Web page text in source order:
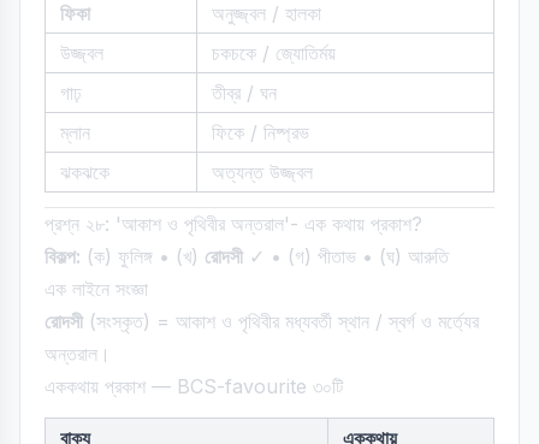
ফিকা
অনুজ্জ্বল / হালকা
উজ্জ্বল
চকচকে / জ্যোতির্ময়
গাঢ়
তীব্র / ঘন
ম্লান
ফিকে / নিষ্প্রভ
ঝকঝকে
অত্যন্ত উজ্জ্বল
প্রশ্ন ২৮: 'আকাশ ও পৃথিবীর অন্তরাল'- এক কথায় প্রকাশ?
বিকল্প: (ক) ফুলিঙ্গ • (খ) রোদসী ✓ • (গ) পীতাভ • (ঘ) আরুতি
এক লাইনে সংজ্ঞা
রোদসী (সংস্কৃত) = আকাশ ও পৃথিবীর মধ্যবর্তী স্থান / স্বর্গ ও মর্ত্যের
অন্তরাল।
এককথায় প্রকাশ — BCS-favourite ৩০টি
বাক্য এককথায়